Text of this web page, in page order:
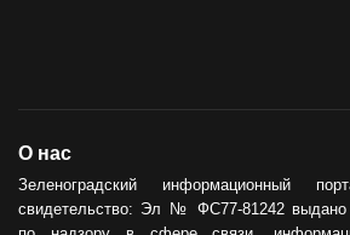
О нас
Зеленоградский информационный
свидетельство: Эл № ФС77-81242